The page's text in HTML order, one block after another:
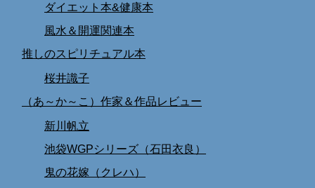
ダイエット本&健康本
風水＆開運関連本
推しのスピリチュアル本
桜井識子
（あ～か～こ）作家＆作品レビュー
新川帆立
池袋WGPシリーズ（石田衣良）
鬼の花嫁（クレハ）